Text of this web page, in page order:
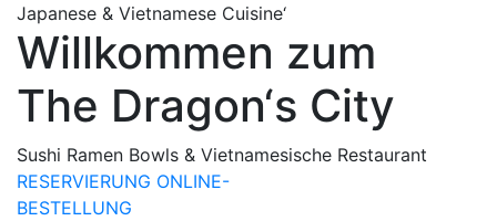
Japanese & Vietnamese Cuisine‘
Willkommen zum
The Dragon‘s City
Sushi Ramen Bowls & Vietnamesische Restaurant
RESERVIERUNG ONLINE-
BESTELLUNG